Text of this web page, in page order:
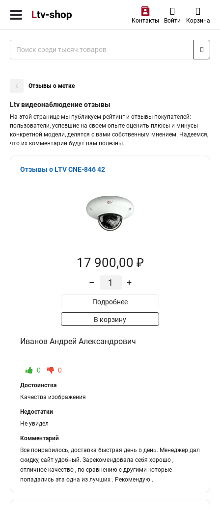
Контакты Войти Корзина
Отзывы о метке
Ltv видеонаблюдение отзывы
На этой странице мы публикуем рейтинг и отзывы покупателей:
пользователи, успевшие на своем опыте оценить плюсы и минусы
конкретной модели, делятся с вами собственным мнением. Надеемся,
что их комментарии будут вам полезны.
Отзывы о LTV CNE-846 42
17 900,00 ₽
– +
Подробнее
В корзину
Иванов Андрей Александрович
0 0
Достоинства
Качества изображения
Недостатки
Не увидел
Комментарий
Все понравилось, доставка быстрая день в день. Менеджер дал
скидку, сайт удобный. Зарекомендовала себя хорошо ,
отличное качество , по сравнению с другими которые
попадались эта одна из лучших . Рекомендую .